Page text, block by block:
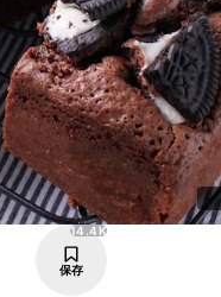
14.4K
保存